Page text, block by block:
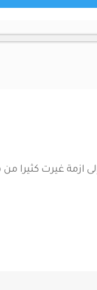
غيرت كثيرا من